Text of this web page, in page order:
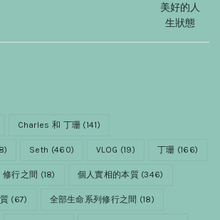
美好的人
生狀態
Charles 和 丁珊 (141)
Seth (460) VLOG (19) 丁珊 (166)
修行之間 (18) 個人實相的本質(346)
(67) 全部生命系列修行之間 (18)